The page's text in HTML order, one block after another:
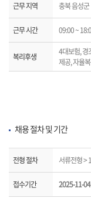
근무 지역 충북 음성군
근무 시간 09:00 ~
복리후생
4대보험, 경
제공, 자율
채용 절차 및 기간
전형 절차 서류전형 >
접수기간 2025-11-